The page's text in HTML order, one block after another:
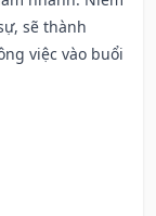
sẽ thành
việc vào buổi